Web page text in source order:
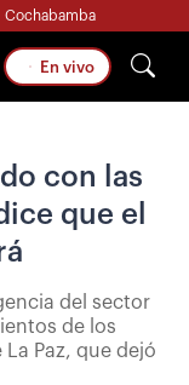
Cochabamba
En vivo
con las
que el
del sector
de los
Paz, que dejó